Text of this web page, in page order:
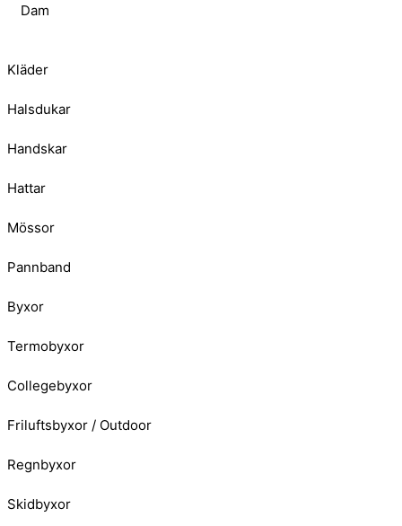
Dam
Kläder
Halsdukar
Handskar
Hattar
Mössor
Pannband
Byxor
Termobyxor
Collegebyxor
Friluftsbyxor / Outdoor
Regnbyxor
Skidbyxor